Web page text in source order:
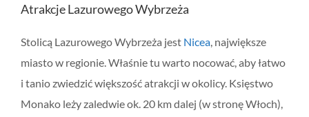
Atrakcje Lazurowego Wybrzeża
Stolicą Lazurowego Wybrzeża jest Nicea, największe
miasto w regionie. Właśnie tu warto nocować, aby łatwo
i tanio zwiedzić większość atrakcji w okolicy. Księstwo
Monako leży zaledwie ok. 20 km dalej (w stronę Włoch),